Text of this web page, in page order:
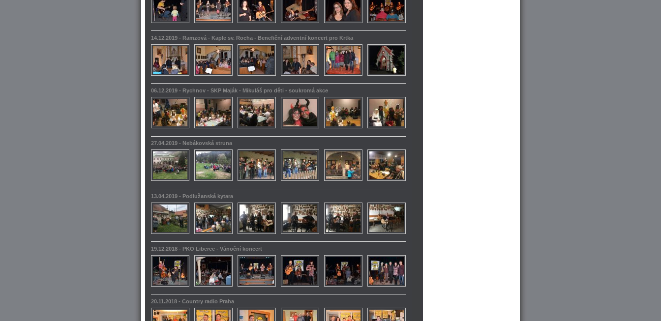
14.12.2019 - Ramzová - Kaple sv. Rocha - Benefiční adventní koncert pro Krtka
06.12.2019 - Rychnov - SKP Maják - Mikuláš pro děti - soukromá akce
27.04.2019 - Nebákovská struna
13.04.2019 - Podlužanská kytara
19.12.2018 - PKO Liberec - Vánoční koncert
20.11.2018 - Country radio Praha